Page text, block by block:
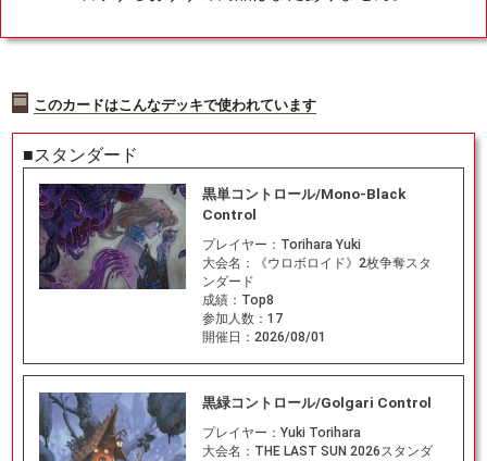
このカードはこんなデッキで使われています
■スタンダード
黒単コントロール/Mono-Black
Control
プレイヤー： Torihara Yuki
大会名：
《ウロボロイド》2枚争奪スタ
ンダード
成績： Top8
参加人数： 17
開催日： 2026/08/01
黒緑コントロール/Golgari Control
プレイヤー： Yuki Torihara
大会名： THE LAST SUN 2026スタンダ